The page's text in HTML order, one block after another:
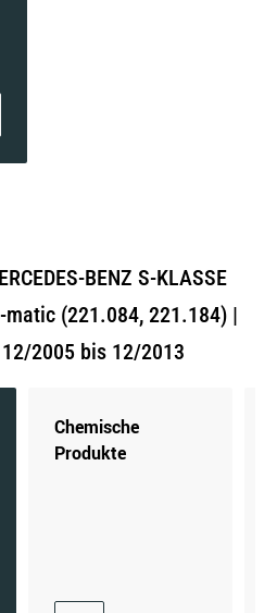
BENZ S-KLASSE
matic (221.084, 221.184) |
2005 bis 12/2013
Chemische
Produkte